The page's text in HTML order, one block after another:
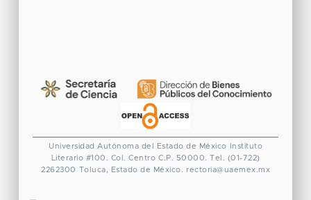
Universidad Autónoma del Estado de México
Instituto
Literario #100. Col. Centro C.P. 50000. Tel. (01-722)
2262300 Toluca, Estado de México. rectoria@uaemex.mx